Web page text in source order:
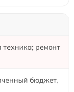
техника; ремонт
бюджет,